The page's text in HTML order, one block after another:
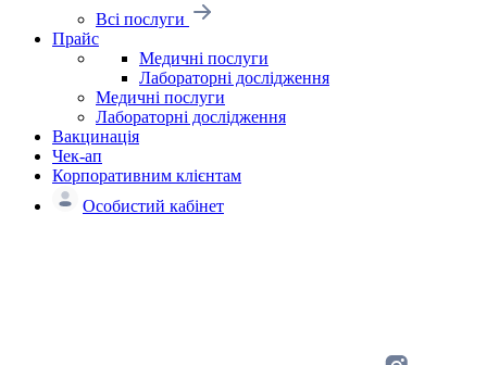
Всі послуги
Прайс
Медичні послуги
Лабораторні дослідження
Медичні послуги
Лабораторні дослідження
Вакцинація
Чек-ап
Корпоративним клієнтам
Особистий кабінет